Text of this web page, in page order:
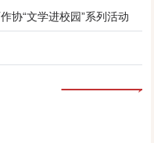
“文学进校园”系列活动